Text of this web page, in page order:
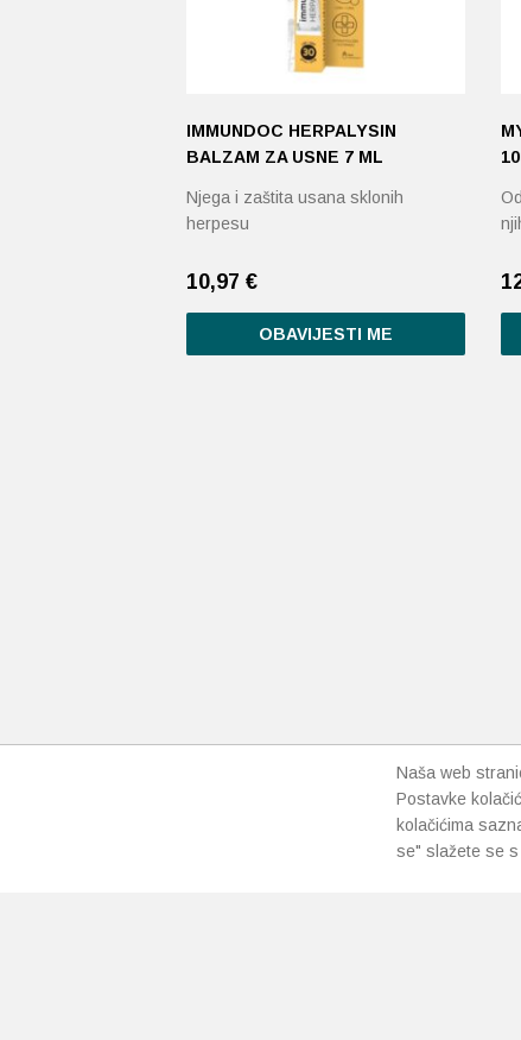
IMMUNDOC HERPALYSIN
BALZAM ZA USNE 7 ML
Njega i zaštita usana sklonih
herpesu
10,97 €
OBAVIJESTI ME
Naša web
Postavke
kolačićima
se" slažete se s